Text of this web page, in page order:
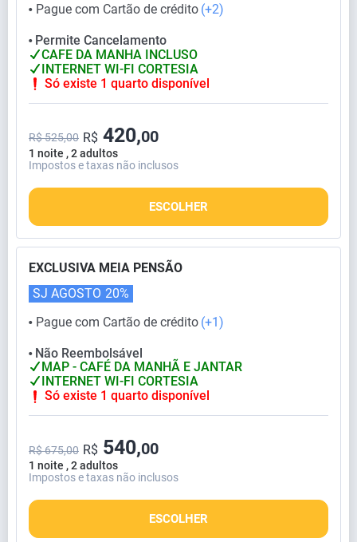
⬤ Pague com Cartão de crédito (+2)
⬤
Permite Cancelamento
CAFE DA MANHA INCLUSO
INTERNET WI-FI CORTESIA
Só existe 1 quarto disponível
1 noite , 2 adultos
R$ 525,00 R$ 420,00
Impostos e taxas não inclusos
ESCOLHER
EXCLUSIVA MEIA PENSÃO
⬤ Pague com Cartão de crédito (+1)
SJ AGOSTO 20%
⬤
Não Reembolsável
MAP - CAFÉ DA MANHÃ E JANTAR
INTERNET WI-FI CORTESIA
Só existe 1 quarto disponível
1 noite , 2 adultos
R$ 675,00 R$ 540,00
Impostos e taxas não inclusos
ESCOLHER